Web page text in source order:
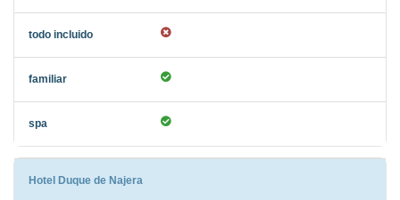
Hotel Duque de Najera